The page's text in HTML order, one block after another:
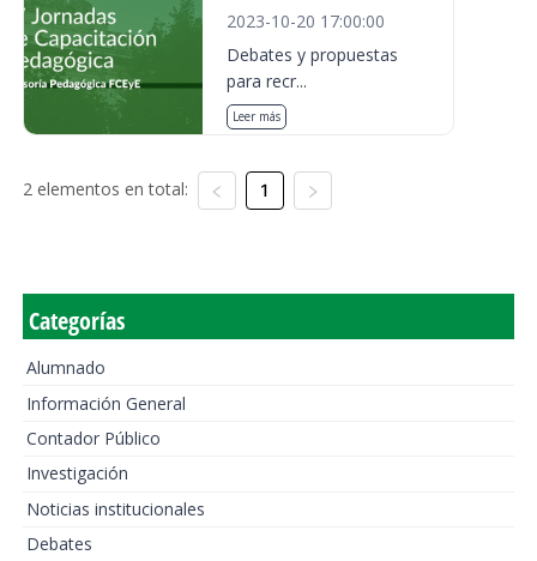
2023-10-20 17:00:00
Debates y propuestas
para recr...
Leer más
2 elementos en total: 1
Categorías
Alumnado
Información General
Contador Público
Investigación
Noticias institucionales
Debates